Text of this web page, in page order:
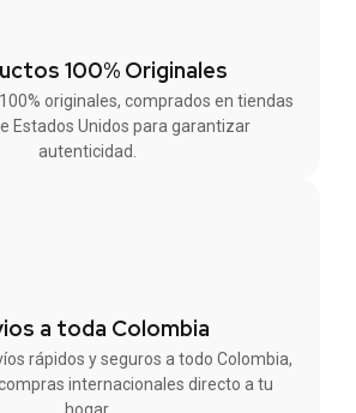
100% Originales
originales, comprados en tiendas
Estados Unidos para garantizar
autenticidad.
a toda Colombia
rápidos y seguros a todo Colombia,
internacionales directo a tu
hogar.